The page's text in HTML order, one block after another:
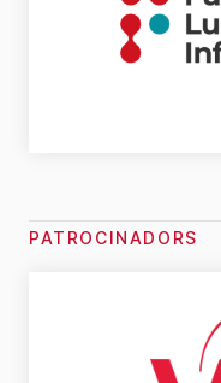
PATROCINADORS